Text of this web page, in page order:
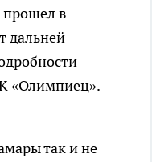
прошел в
дальней
«Олимпиец».
так и не